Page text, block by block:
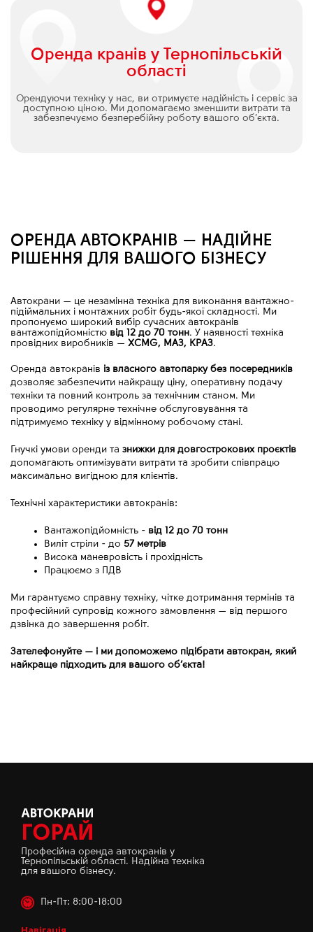
Оренда кранів у Тернопільській
області
Орендуючи техніку у нас, ви отримуєте надійність і сервіс за
доступною ціною. Ми допомагаємо зменшити витрати та
забезпечуємо безперебійну роботу вашого об’єкта.
ОРЕНДА АВТОКРАНІВ — НАДІЙНЕ
РІШЕННЯ ДЛЯ ВАШОГО БІЗНЕСУ
Автокрани — це незамінна техніка для виконання вантажно-
підіймальних і монтажних робіт будь-якої складності. Ми
пропонуємо широкий вибір сучасних автокранів
вантажопідйомністю від 12 до 70 тонн. У наявності техніка
провідних виробників — XCMG, МАЗ, КРАЗ.
Оренда автокранів із власного автопарку без посередників
дозволяє забезпечити найкращу ціну, оперативну подачу
техніки та повний контроль за технічним станом. Ми
проводимо регулярне технічне обслуговування та
підтримуємо техніку у відмінному робочому стані.
Гнучкі умови оренди та знижки для довгострокових проєктів
допомагають оптимізувати витрати та зробити співпрацю
максимально вигідною для клієнтів.
Технічні характеристики автокранів:
Вантажопідйомність - від 12 до 70 тонн
Виліт стріли - до 57 метрів
Висока маневровість і прохідність
Працюємо з ПДВ
Ми гарантуємо справну техніку, чітке дотримання термінів та
професійний супровід кожного замовлення — від першого
дзвінка до завершення робіт.
Зателефонуйте — і ми допоможемо підібрати автокран, який
найкраще підходить для вашого об’єкта!
Професійна оренда автокранів у
Тернопільській області. Надійна техніка
для вашого бізнесу.
Пн-Пт: 8:00-18:00